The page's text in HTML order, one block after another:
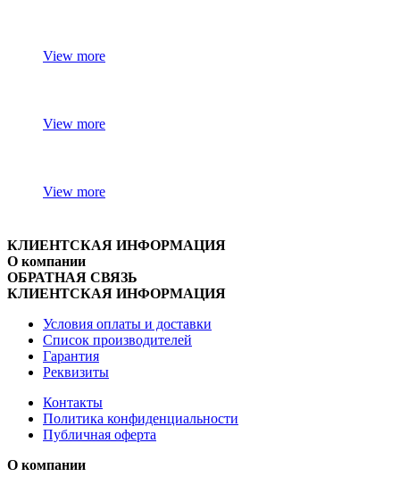
View more
View more
View more
КЛИЕНТСКАЯ ИНФОРМАЦИЯ
О компании
ОБРАТНАЯ СВЯЗЬ
КЛИЕНТСКАЯ ИНФОРМАЦИЯ
Условия оплаты и доставки
Список производителей
Гарантия
Реквизиты
Контакты
Политика конфиденциальности
Публичная оферта
О компании